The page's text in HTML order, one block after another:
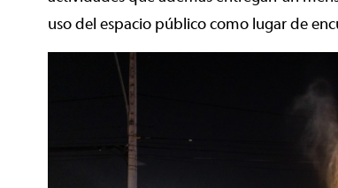
uso del espacio público como lugar de